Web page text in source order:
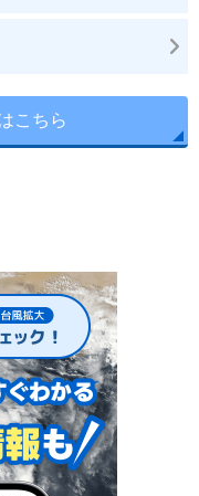
こちら